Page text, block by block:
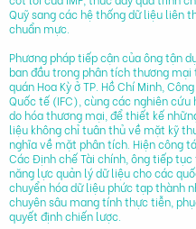
Quỹ sang các hệ thống dữ liệu liên
chuẩn mực.
Phương pháp tiếp cận của ông tận
ban đầu trong phân tích thương mại
quán Hoa Kỳ ở TP. Hồ Chí Minh,
Quốc tế (IFC), cùng các nghiên
do hóa thương mại, để thiết kế
liệu không chỉ tuân thủ về mặt kỹ
nghĩa về mặt phân tích. Hiện công
Các Định chế Tài chính, ông tiếp
năng lực quản lý dữ liệu cho các
chuyển hóa dữ liệu phức tạp thành
chuyên sâu mang tính thực tiễn,
quyết định chiến lược.